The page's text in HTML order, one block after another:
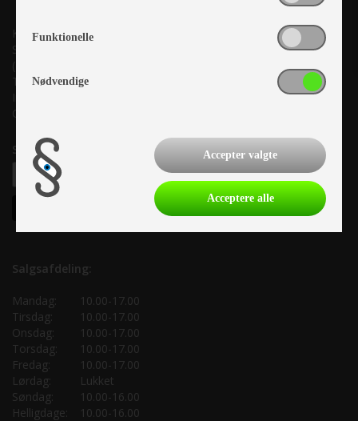
Kronjyllands Camping Center A/S
Suderholmen 10, 8960 Randers SØ
(Lige ud til Grenåvej)
Tlf. +45 87 10 98 70
Info@as-kcc.dk
CVR: 33 38 77 33
Samtykke til nyhedsbrev
Salgsafdeling:
Mandag:
10.00-17.00
Tirsdag:
10.00-17.00
Onsdag:
10.00-17.00
Torsdag:
10.00-17.00
Fredag:
10.00-17.00
Lørdag:
Lukket
Søndag:
10.00-16.00
Helligdage:
10.00-16.00
Funktionelle
Nødvendige
Accepter valgte
Acceptere alle